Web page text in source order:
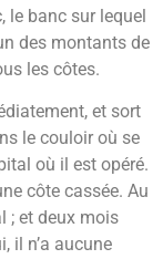
le banc sur lequel
des montants de
les côtes.
et sort
le couloir où se
où il est opéré.
côte cassée. Au
; et deux mois
il n’a aucune